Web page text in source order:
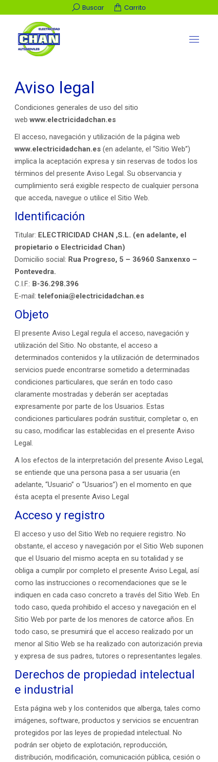
Buscar:
Buscar Carrito
Aviso legal
Condiciones generales de uso del sitio
webwww.electricidadchan.es
El acceso, navegación y utilización de la página web
www.electricidadchan.es (en adelante, el “Sitio Web”)
implica la aceptación expresa y sin reservas de todos los
términos del presente Aviso Legal. Su observancia y
cumplimiento será exigible respecto de cualquier persona
que acceda, navegue o utilice el Sitio Web.
Identificación
Titular: ELECTRICIDAD CHAN ,S.L. (en adelante, el
propietario o Electricidad Chan)
Domicilio social: Rua Progreso, 5 – 36960 Sanxenxo –
Pontevedra.
C.I.F.: B-36.298.396
E-mail:telefonia@electricidadchan.es
Objeto
El presente Aviso Legal regula el acceso, navegación y
utilización del Sitio. No obstante, el acceso a
determinados contenidos y la utilización de determinados
servicios puede encontrarse sometido a determinadas
condiciones particulares, que serán en todo caso
claramente mostradas y deberán ser aceptadas
expresamente por parte de los Usuarios. Estas
condiciones particulares podrán sustituir, completar o, en
su caso, modificar las establecidas en el presente Aviso
Legal.
A los efectos de la interpretación del presente Aviso Legal,
se entiende que una persona pasa a ser usuaria (en
adelante, “Usuario” o “Usuarios”) en el momento en que
ésta acepta el presente Aviso Legal
Acceso y registro
El acceso y uso del Sitio Web no requiere registro. No
obstante, el acceso y navegación por el Sitio Web suponen
que el Usuario del mismo acepta en su totalidad y se
obliga a cumplir por completo el presente Aviso Legal, así
como las instrucciones o recomendaciones que se le
indiquen en cada caso concreto a través del Sitio Web. En
todo caso, queda prohibido el acceso y navegación en el
Sitio Web por parte de los menores de catorce años. En
todo caso, se presumirá que el acceso realizado por un
menor al Sitio Web se ha realizado con autorización previa
y expresa de sus padres, tutores o representantes legales.
Derechos de propiedad intelectual
e industrial
Esta página web y los contenidos que alberga, tales como
imágenes, software, productos y servicios se encuentran
protegidos por las leyes de propiedad intelectual. No
podrán ser objeto de explotación, reproducción,
distribución, modificación, comunicación pública, cesión o